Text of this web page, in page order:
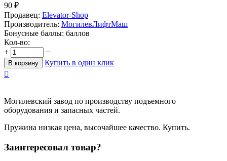
90 ₽
Продавец: Elevator-Shop
Производитель: МогилевЛифтМаш
Бонусные баллы: баллов
Кол-во:
+
−
В корзину
Купить в один клик

Могилевский завод по производству подъемного
оборудования и запасных частей.
Пружина низкая цена, высочайшее качество. Купить.
Заинтересовал товар?